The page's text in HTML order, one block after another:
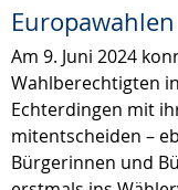
Europawahlen
Am 9. Juni 2024
Wahlberechtigten
Echterdingen mit
mitentscheiden –
Bürgerinnen und